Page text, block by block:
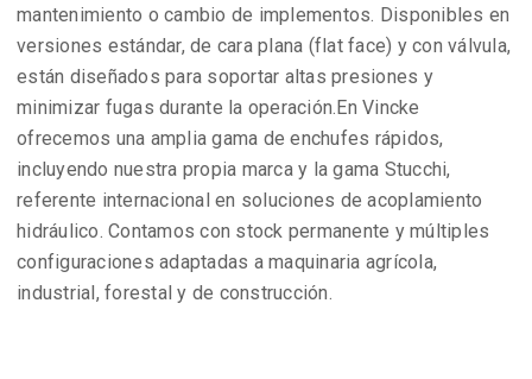
mantenimiento o cambio de implementos. Disponibles en
versiones estándar, de cara plana (flat face) y con válvula,
están diseñados para soportar altas presiones y
minimizar fugas durante la operación.En Vincke
ofrecemos una amplia gama de enchufes rápidos,
incluyendo nuestra propia marca y la gama Stucchi,
referente internacional en soluciones de acoplamiento
hidráulico. Contamos con stock permanente y múltiples
configuraciones adaptadas a maquinaria agrícola,
industrial, forestal y de construcción.